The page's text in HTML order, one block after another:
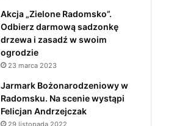
Akcja „Zielone Radomsko”.
Odbierz darmową sadzonkę
drzewa i zasadź w swoim
ogrodzie
23 marca 2023
Jarmark Bożonarodzeniowy w
Radomsku. Na scenie wystąpi
Felicjan Andrzejczak
29 listopada 2022